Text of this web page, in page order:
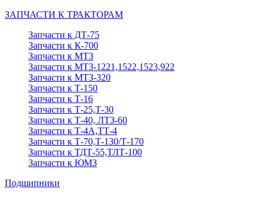
ЗАПЧАСТИ К ТРАКТОРАМ
Запчасти к ДТ-75
Запчасти к К-700
Запчасти к МТЗ
Запчасти к МТЗ-1221,1522,1523,922
Запчасти к МТЗ-320
Запчасти к Т-150
Запчасти к Т-16
Запчасти к Т-25,Т-30
Запчасти к Т-40, ЛТЗ-60
Запчасти к Т-4А,ТТ-4
Запчасти к Т-70,Т-130/Т-170
Запчасти к ТДТ-55,ТЛТ-100
Запчасти к ЮМЗ
Подшипники